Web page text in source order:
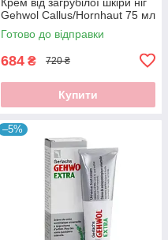
Gehwol Callus/Hornhaut 75 мл
Готово до відправки
684 ₴ 720 ₴
Купити
–5%